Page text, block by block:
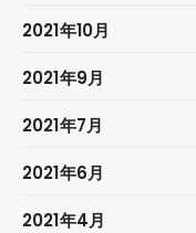
2021年10月
2021年9月
2021年7月
2021年6月
2021年4月